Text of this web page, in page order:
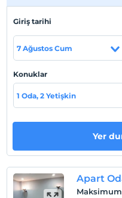
İstanbul Mısır Çarşısı 2.5
Sultanahmet Camii 3.9
En erken saat 13:00 ve
Check/out
En geç saat 12:00 ve
Giriş tarihi
7 Ağustos Cum
Konuklar
1 Oda, 2 Yetişkin
Yer
Apart
Maksimum